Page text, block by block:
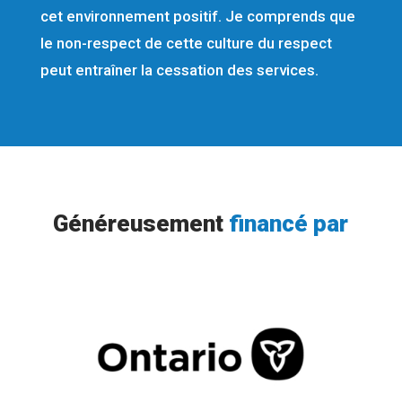
cet environnement positif. Je comprends que
le non-respect de cette culture du respect
peut entraîner la cessation des services.
Généreusement financé par